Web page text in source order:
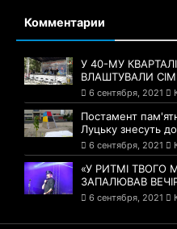
Комментарии
У 40-МУ
ВЛАШТУВАЛИ
6 сентября, 2021
Постамент
Луцьку знесуть
6 сентября, 2021
«У РИТМІ ТВОГО
ЗАПАЛЮВАВ
6 сентября, 2021